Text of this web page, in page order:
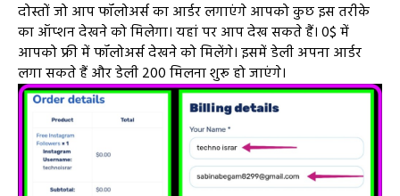
दोस्तों जो आप फॉलोअर्स का आर्डर लगाएंगे आपको कुछ इस तरीके
का ऑप्शन देखने को मिलेगा। यहां पर आप देख सकते हैं। 0$ में
आपको फ्री में फॉलोअर्स देखने को मिलेंगे। इसमें डेली अपना आर्डर
लगा सकते हैं और डेली 200 मिलना शुरू हो जाएंगे।